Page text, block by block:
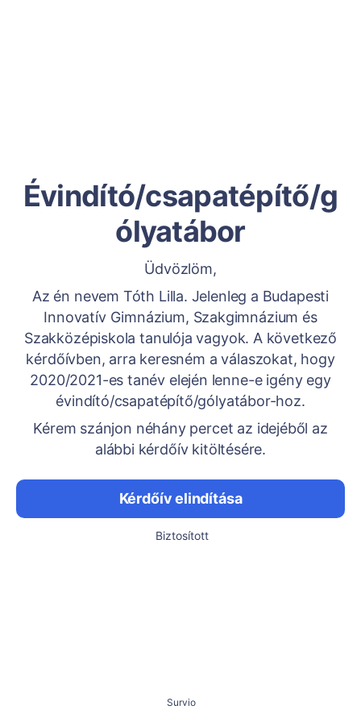
Évindító/csapatépítő/g
ólyatábor
Üdvözlöm,
Az én nevem Tóth Lilla. Jelenleg a Budapesti
Innovatív Gimnázium, Szakgimnázium és
Szakközépiskola tanulója vagyok. A következő
kérdőívben, arra keresném a válaszokat, hogy
2020/2021-es tanév elején lenne-e igény egy
évindító/csapatépítő/gólyatábor-hoz.
Kérem szánjon néhány percet az idejéből az
alábbi kérdőív kitöltésére.
Kérdőív elindítása
Biztosított
Survio